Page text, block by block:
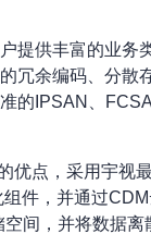
提供丰富的业
冗余编码、分
的IPSAN、
点，采用宇视
件，并通过
间，并将数据